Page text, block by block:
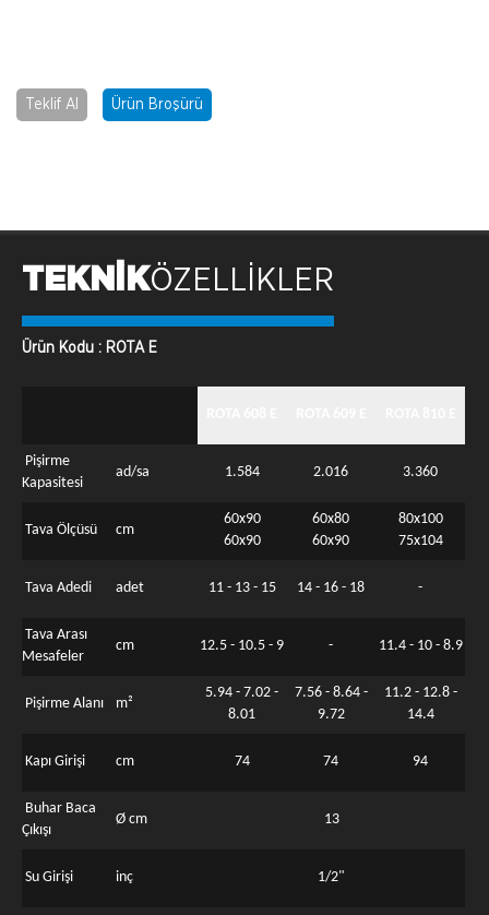
Teklif Al Ürün Broşürü
TEKNİKÖZELLİKLER
Ürün Kodu : ROTA E
Pişirme
Kapasitesi
ad/sa 1.584 2.016 3.360
Tava Ölçüsü cm
60x90
60x90
60x80
60x90
80x100
75x104
Tava Adedi adet 11 - 13 - 15 14 - 16 - 18 -
Tava Arası
Mesafeler
cm 12.5 - 10.5 - 9 - 11.4 - 10 - 8.9
Pişirme Alanı m²
5.94 - 7.02 -
8.01
7.56 - 8.64 -
9.72
11.2 - 12.8 -
14.4
Kapı Girişi cm 74 74 94
Buhar Baca
Çıkışı
Ø cm 13
Su Girişi inç 1/2"